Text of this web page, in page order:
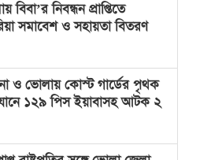
বিবা’র নিবন্ধন প্রাপ্তিতে
সমাবেশ ও সহায়তা বিতরণ
ও ভোলায় কোস্ট গার্ডের পৃথক
১২৯ পিস ইয়াবাসহ আটক ২